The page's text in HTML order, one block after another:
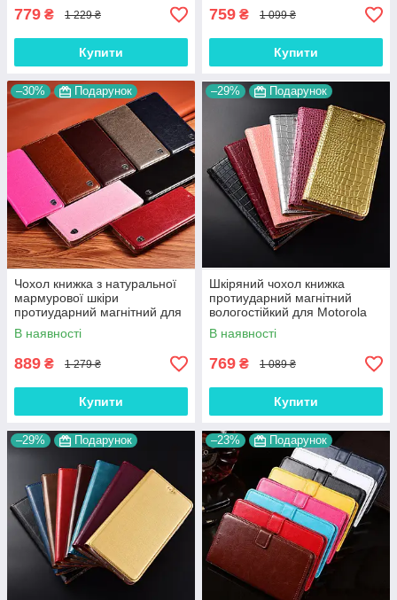
779 ₴ 1 229 ₴
Купити
759 ₴ 1 099 ₴
Купити
–30% Подарунок
Чохол книжка з натуральної
мармурової шкіри
протиударний магнітний для
Motorola Edge Plus+
"MARBLE"
В наявності
889 ₴ 1 279 ₴
Купити
–29% Подарунок
Шкіряний чохол книжка
протиударний магнітний
вологостійкий для Motorola
Edge Plus+ "GOLDAX"
В наявності
769 ₴ 1 089 ₴
Купити
–29% Подарунок –23% Подарунок